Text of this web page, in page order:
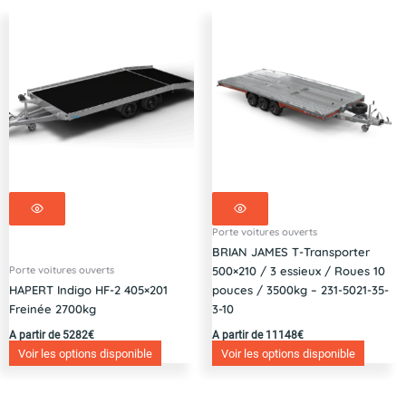
Porte voitures ouverts
HAPERT Indigo HF-2 405×201
Freinée 2700kg
A partir de 5282€
Voir les options disponible
Porte voitures ouverts
BRIAN JAMES T-Transporter
500×210 / 3 essieux / Roues 10
pouces / 3500kg – 231-5021-35-
3-10
A partir de 11148€
Voir les options disponible